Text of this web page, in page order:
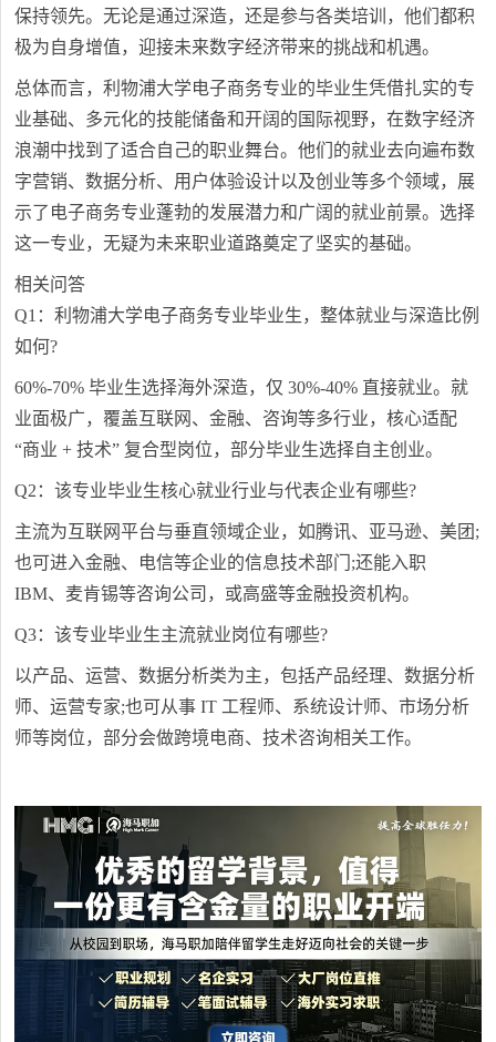
保持领先。无论是通过深造，还是参与各类培训，他们都积
极为自身增值，迎接未来数字经济带来的挑战和机遇。
总体而言，利物浦大学电子商务专业的毕业生凭借扎实的专
业基础、多元化的技能储备和开阔的国际视野，在数字经济
浪潮中找到了适合自己的职业舞台。他们的就业去向遍布数
字营销、数据分析、用户体验设计以及创业等多个领域，展
示了电子商务专业蓬勃的发展潜力和广阔的就业前景。选择
这一专业，无疑为未来职业道路奠定了坚实的基础。
相关问答
Q1：利物浦大学电子商务专业毕业生，整体就业与深造比例
如何?
60%-70% 毕业生选择海外深造，仅 30%-40% 直接就业。就
业面极广，覆盖互联网、金融、咨询等多行业，核心适配
“商业 + 技术” 复合型岗位，部分毕业生选择自主创业。
Q2：该专业毕业生核心就业行业与代表企业有哪些?
主流为互联网平台与垂直领域企业，如腾讯、亚马逊、美团;
也可进入金融、电信等企业的信息技术部门;还能入职
IBM、麦肯锡等咨询公司，或高盛等金融投资机构。
Q3：该专业毕业生主流就业岗位有哪些?
以产品、运营、数据分析类为主，包括产品经理、数据分析
师、运营专家;也可从事 IT 工程师、系统设计师、市场分析
师等岗位，部分会做跨境电商、技术咨询相关工作。